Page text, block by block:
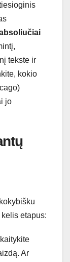
tekste ir
kokio
jo
etapus:
Ar